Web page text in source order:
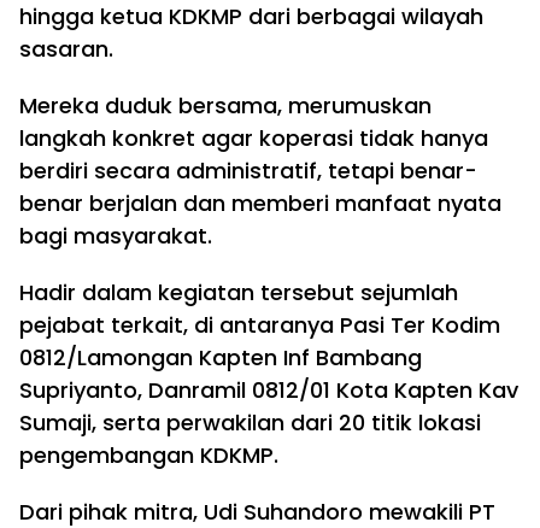
hingga ketua KDKMP dari berbagai wilayah
sasaran.
Mereka duduk bersama, merumuskan
langkah konkret agar koperasi tidak hanya
berdiri secara administratif, tetapi benar-
benar berjalan dan memberi manfaat nyata
bagi masyarakat.
Hadir dalam kegiatan tersebut sejumlah
pejabat terkait, di antaranya Pasi Ter Kodim
0812/Lamongan Kapten Inf Bambang
Supriyanto, Danramil 0812/01 Kota Kapten Kav
Sumaji, serta perwakilan dari 20 titik lokasi
pengembangan KDKMP.
Dari pihak mitra, Udi Suhandoro mewakili PT